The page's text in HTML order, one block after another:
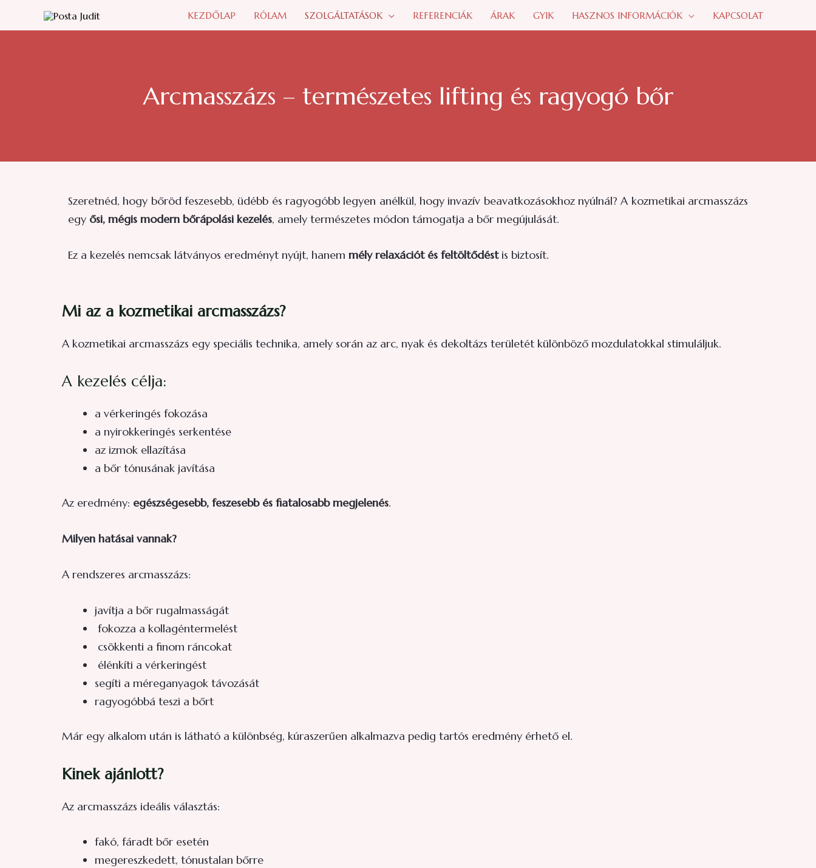
KEZDŐLAP RÓLAM SZOLGÁLTATÁSOK REFERENCIÁK ÁRAK GYIK HASZNOS INFORMÁCIÓK KAPCSOLAT
Arcmasszázs – természetes lifting és ragyogó bőr
Szeretnéd, hogy bőröd feszesebb, üdébb és ragyogóbb legyen anélkül, hogy invazív beavatkozásokhoz nyúlnál? A kozmetikai arcmasszázs
egy ősi, mégis modern bőrápolási kezelés, amely természetes módon támogatja a bőr megújulását.
Ez a kezelés nemcsak látványos eredményt nyújt, hanem mély relaxációt és feltöltődéstis biztosít.
Mi az a kozmetikai arcmasszázs?
A kozmetikai arcmasszázs egy speciális technika, amely során az arc, nyak és dekoltázs területét különböző mozdulatokkal stimuláljuk.
A kezelés célja:
a vérkeringés fokozása
a nyirokkeringés serkentése
az izmok ellazítása
a bőr tónusának javítása
Az eredmény: egészségesebb, feszesebb és fiatalosabb megjelenés.
Milyen hatásai vannak?
A rendszeres arcmasszázs:
javítja a bőr rugalmasságát
fokozza a kollagéntermelést
csökkenti a finom ráncokat
élénkíti a vérkeringést
segíti a méreganyagok távozását
ragyogóbbá teszi a bőrt
Már egy alkalom után is látható a különbség, kúraszerűen alkalmazva pedig tartós eredmény érhető el.
Kinek ajánlott?
Az arcmasszázs ideális választás:
fakó, fáradt bőr esetén
megereszkedett, tónustalan bőrre